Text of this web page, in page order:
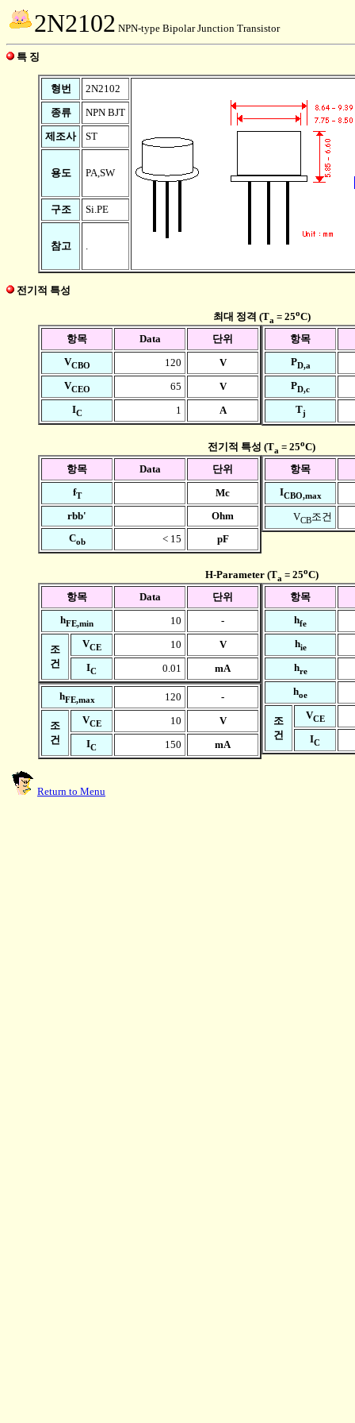
2N2102 NPN-type Bipolar Junction Transistor
특 징
형번
2N2102
종류
NPN BJT
제조사
ST
용도 PA,SW
구조 Si.PE
참고 .
전기적 특성
최대 정격 (Ta = 25oC)
항목
Data
단위
VCBO 120
V
VCEO 65
V
IC 1 A
항목
PD,a
PD,c
Tj
전기적 특성 (Ta = 25oC)
항목
Data
단위
fT
Mc
rbb'
Ohm
Cob < 15 pF
항목
ICBO,max
VCB조건
H-Parameter (Ta = 25oC)
항목
Data
단위
hFE,min 10 -
조
건
VCE 10
V
IC 0.01 mA
hFE,max 120 -
조
건
VCE 10
V
IC 150 mA
항목
hfe
hie
hre
hoe
조
건
VCE
IC
Return to Menu